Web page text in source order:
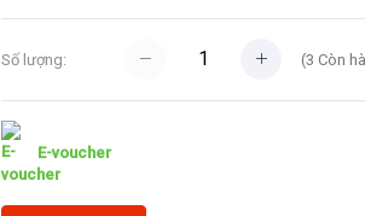
Số lượng: (3 Còn
E-voucher